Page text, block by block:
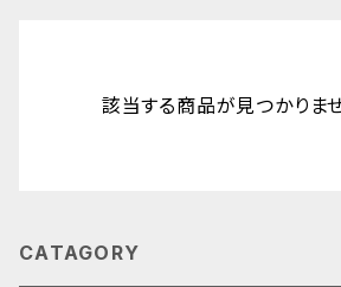
該当する商品が見つかりま
CATAGORY